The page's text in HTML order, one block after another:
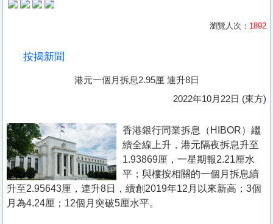
產
置
業
手
冊
瀏覽人次： 1892
按揭新聞
港元一個月拆息2.95厘 連升8日
2022年10月22日 (東方)
香港銀行同業拆息（HIBOR）繼
續全線上升，港元隔夜拆息升至
1.93869厘，一星期報2.21厘水
平；與樓按相關的一個月拆息續
升至2.95643厘，連升8日，續創2019年12月以來新高；3個
月為4.24厘；12個月突破5厘水平。